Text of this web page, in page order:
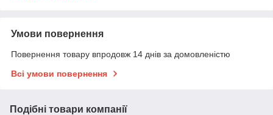
Умови повернення
Повернення товару впродовж 14 днів за домовленістю
Всі умови повернення
Подібні товари компанії